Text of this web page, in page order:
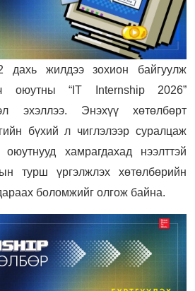
дахь жилдээ зохион байгуулж
оюутны “IT Internship 2026”
эхэллээ. Энэхүү хөтөлбөрт
бүхий л чиглэлээр суралцаж
хамрагдахад нээлттэй
турш үргэлжлэх хөтөлбөрийн
боломжийг олгож байна.